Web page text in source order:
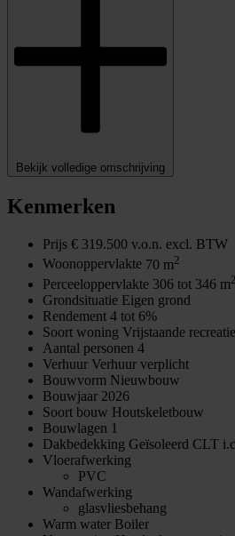
Bekijk volledige omschrijving
Kenmerken
Prijs € 319.500 v.o.n. excl. BTW
Woonoppervlakte 70 m2
Perceeloppervlakte 306 tot 346 m2
Grondsituatie Eigen grond
Rendement 4 tot 6%
Soort woning Vrijstaande
Aantal personen 4
Verhuur Verhuur verplicht
Bouwvorm Nieuwbouw
Bouwjaar 2026
Soort bouw Houtskeletbouw
Bouwlagen 1
Dakbedekking Geïsoleerd CLT
Vloerafwerking
PVC
Wandafwerking
glasvliesbehang
Warm water Boiler